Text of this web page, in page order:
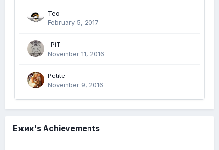
Тео
February 5, 2017
_PiT_
November 11, 2016
Petite
November 9, 2016
Ежик's Achievements